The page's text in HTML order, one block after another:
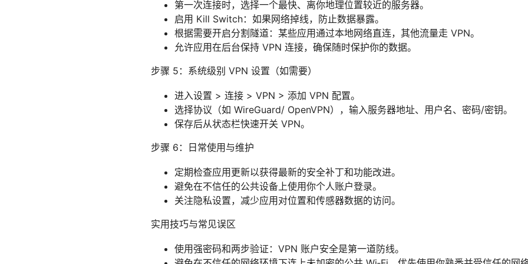
第一次连接时，选择一个最快、离你地理位置较近的服务器。
启用 Kill Switch：如果网络掉线，防止数据暴露。
根据需要开启分割隧道：某些应用通过本地网络直连，其他流量走 VPN。
允许应用在后台保持 VPN 连接，确保随时保护你的数据。
步骤 5：系统级别 VPN 设置（如需要）
进入设置 > 连接 > VPN > 添加 VPN 配置。
选择协议（如 WireGuard/ OpenVPN），输入服务器地址、用户名、密码/密钥。
保存后从状态栏快速开关 VPN。
步骤 6：日常使用与维护
定期检查应用更新以获得最新的安全补丁和功能改进。
避免在不信任的公共设备上使用你个人账户登录。
关注隐私设置，减少应用对位置和传感器数据的访问。
实用技巧与常见误区
使用强密码和两步验证：VPN 账户安全是第一道防线。